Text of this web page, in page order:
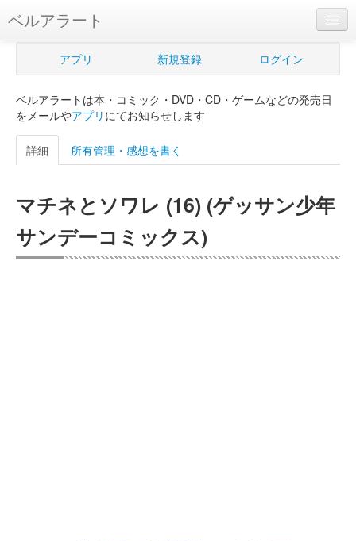
ベルアラート
ベルアラートとは
新規登録
ログイン
購入管理
Myシェルフ
アプリ 新規登録 ログイン
ベルアラートは本・コミック・DVD・CD・ゲームなどの発売日
をメールやアプリ にてお知らせします
詳細 所有管理・感想を書く
マチネとソワレ (16) (ゲッサン少年
サンデーコミックス)